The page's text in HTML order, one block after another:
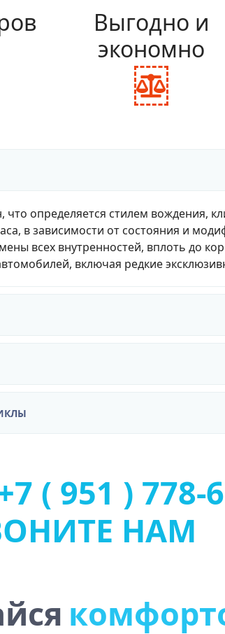
Выгодно и
экономно
fas
определяется стилем вождения,
в зависимости от состояния и
всех внутренностей, вплоть до
включая редкие
( 951 ) 778-
НАМ
комфорт